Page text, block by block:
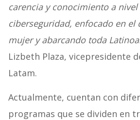
carencia y conocimiento a nivel
ciberseguridad, enfocado en el
mujer y abarcando toda
Lizbeth Plaza, vicepresidente
Latam.
Actualmente, cuentan con
programas que se dividen en